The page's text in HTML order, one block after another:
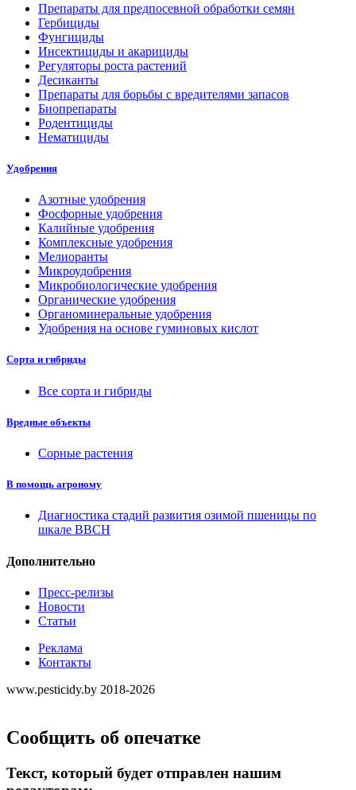
Препараты для предпосевной обработки семян
Гербициды
Фунгициды
Инсектициды и акарициды
Регуляторы роста растений
Десиканты
Препараты для борьбы с вредителями запасов
Биопрепараты
Родентициды
Нематициды
Удобрения
Азотные удобрения
Фосфорные удобрения
Калийные удобрения
Комплексные удобрения
Мелиоранты
Микроудобрения
Микробиологические удобрения
Органические удобрения
Органоминеральные удобрения
Удобрения на основе гуминовых кислот
Сорта и гибриды
Все сорта и гибриды
Вредные объекты
Сорные растения
В помощь агроному
Диагностика стадий развития озимой пшеницы по
шкале ВВСН
Дополнительно
Пресс-релизы
Новости
Статьи
Реклама
Контакты
www.pesticidy.by 2018-2026
Сообщить об опечатке
Текст, который будет отправлен нашим